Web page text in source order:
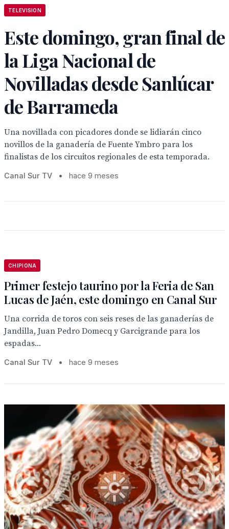
TELEVISION
Este domingo, gran final de
la Liga Nacional de
Novilladas desde Sanlúcar
de Barrameda
Una novillada con picadores donde se lidiarán cinco
novillos de la ganadería de Fuente Ymbro para los
finalistas de los circuitos regionales de esta temporada.
Canal Sur TV • hace 9 meses
CHIPIONA
Primer festejo taurino por la Feria de San
Lucas de Jaén, este domingo en Canal Sur
Una corrida de toros con seis reses de las ganaderías de
Jandilla, Juan Pedro Domecq y Garcigrande para los
espadas...
Canal Sur TV • hace 9 meses